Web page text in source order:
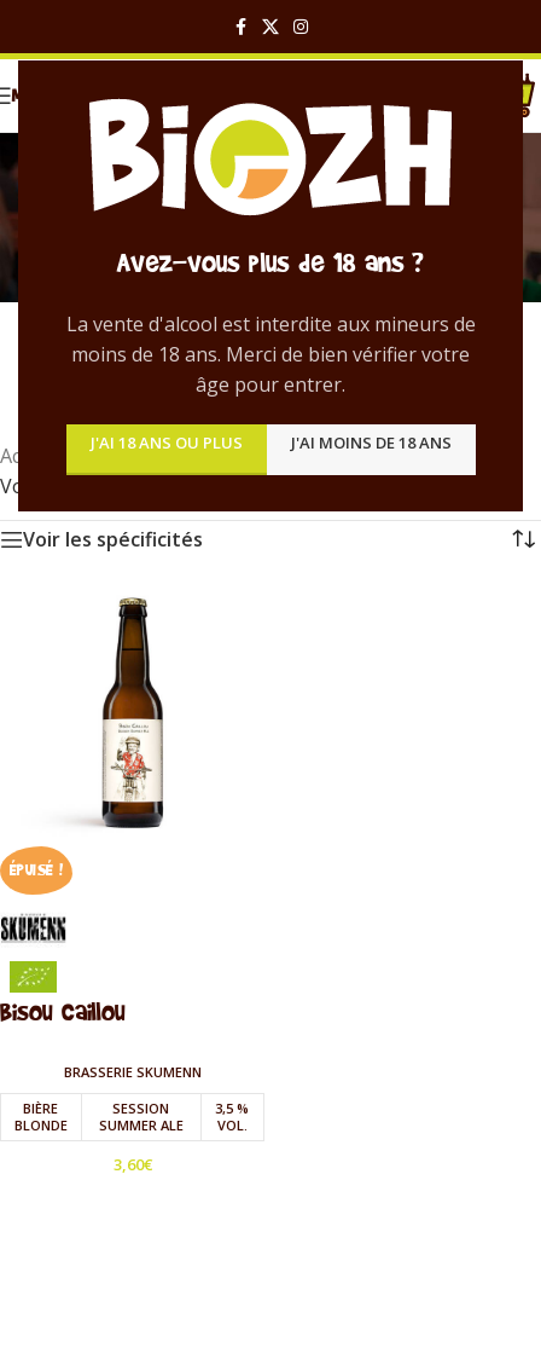
Avez-vous plus de 18 ans ?
La vente d'alcool est interdite aux mineurs de
moins de 18 ans. Merci de bien vérifier votre
âge pour entrer.
J'AI 18 ANS OU PLUS J'AI MOINS DE 18 ANS
MENU
Session Summer Ale
Catégories
Bière Session Summer Ale – Découvrez toutes
bières Session Summer Ale artisanales
bretonnesdistribuées par BIOZH.
Accueil Produit Style/Session Summer Ale
Voici le seul résultat
Voir les spécificités
ÉPUISÉ !
Bisou Caillou
BRASSERIE SKUMENN
BIÈRE
BLONDE
SESSION
SUMMER ALE
3,5 %
VOL.
3,60€